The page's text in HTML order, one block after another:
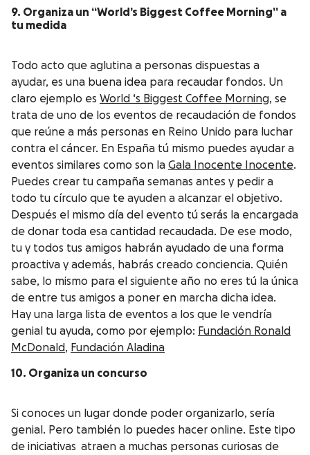
9. Organiza un “World’s Biggest Coffee Morning” a
tu medida
Todo acto que aglutina a personas dispuestas a
ayudar, es una buena idea para recaudar fondos. Un
claro ejemplo es World ‘s Biggest Coffee Morning, se
trata de uno de los eventos de recaudación de fondos
que reúne a más personas en Reino Unido para luchar
contra el cáncer. En España tú mismo puedes ayudar a
eventos similares como son la Gala Inocente Inocente.
Puedes crear tu campaña semanas antes y pedir a
todo tu círculo que te ayuden a alcanzar el objetivo.
Después el mismo día del evento tú serás la encargada
de donar toda esa cantidad recaudada. De ese modo,
tu y todos tus amigos habrán ayudado de una forma
proactiva y además, habrás creado conciencia. Quién
sabe, lo mismo para el siguiente año no eres tú la única
de entre tus amigos a poner en marcha dicha idea.
Hay una larga lista de eventos a los que le vendría
genial tu ayuda, como por ejemplo: Fundación Ronald
McDonald, Fundación Aladina
10. Organiza un concurso
Si conoces un lugar donde poder organizarlo, sería
genial. Pero también lo puedes hacer online. Este tipo
de iniciativas atraen a muchas personas curiosas de